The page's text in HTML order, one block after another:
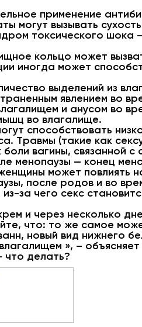
применение
могут вызывать
токсического шока
кольцо может
иногда может
выделений из
явлением во
и анусом во
во влагалище.
способствовать
Травмы (такие как
вагины, связанной с
менопаузы — конец
может повлиять
после родов и во
за чего секс
и через несколько
что: то же самое
новый вид нижнего
», –
что делать?